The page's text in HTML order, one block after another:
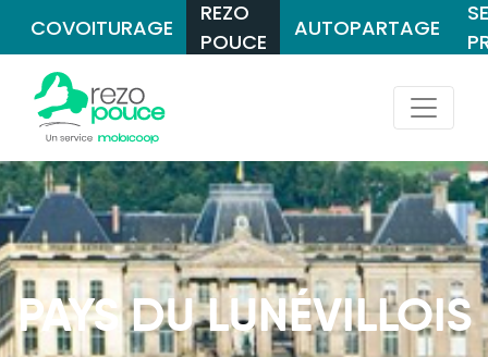
COVOITURAGE
REZO
POUCE
AUTOPARTAGE
PAYS DU LUNÉVILLOIS